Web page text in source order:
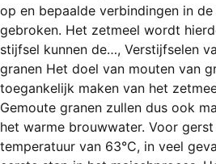
op en bepaalde verbindingen in
gebroken. Het zetmeel wordt
stijfsel kunnen de…, Verstijfselen
granen Het doel van mouten van
toegankelijk maken van het
Gemoute granen zullen dus ook
het warme brouwwater. Voor
temperatuur van 63°C, in veel